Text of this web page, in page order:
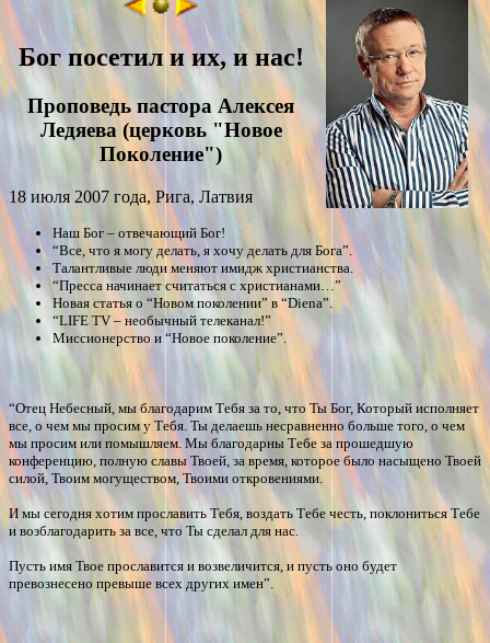
Бог посетил и их, и нас!
Проповедь пасторa Алексея
Ледяевa (церковь "Новое
Поколение")
18 июля 2007 года, Рига, Латвия
Наш Бог – отвечающий Бог!
“Все, что я могу делать, я хочу делать для Бога”.
Талантливые люди меняют имидж христианства.
“Пресса начинает считаться с христианами…”
Новая статья о “Новом поколении” в “Diena”.
“LIFE TV – необычный телеканал!”
Миссионерство и “Новое поколение”.
“Отец Небесный, мы благодарим Тебя за то, что Ты Бог, Который исполняет
все, о чем мы просим у Тебя. Ты делаешь несравненно больше того, о чем
мы просим или помышляем. Мы благодарны Тебе за прошедшую
конференцию, полную славы Твоей, за время, которое было насыщено Твоей
силой, Твоим могуществом, Твоими откровениями.
И мы сегодня хотим прославить Тебя, воздать Тебе честь, поклониться Тебе
и возблагодарить за все, что Ты сделал для нас.
Пусть имя Твое прославится и возвеличится, и пусть оно будет
превознесено превыше всех других имен”.